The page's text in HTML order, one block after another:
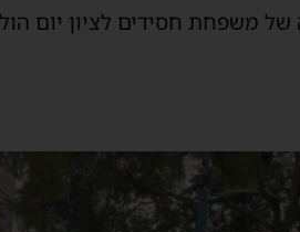
משפחת חסידים לציון יום